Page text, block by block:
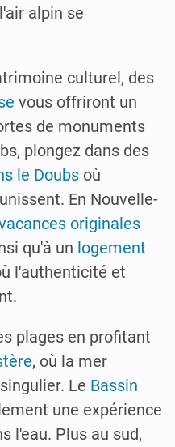
alpin se
culturel, des
vous offriront un
de monuments
plongez dans des
le Doubs où
En Nouvelle-
originales
qu'à un logement
l'authenticité et
plages en profitant
, où la mer
Le Bassin
une expérience
l'eau. Plus au sud,